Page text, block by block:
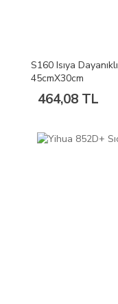
S160 Isıya
45cmX30cm
464,08 TL